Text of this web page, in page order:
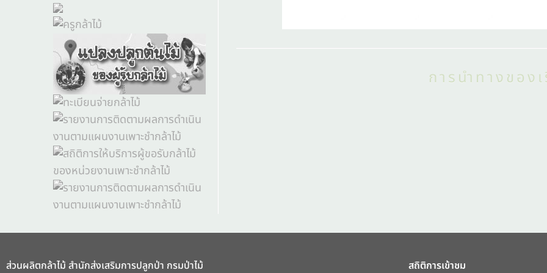
การนำทางของ
ส่วนผลิตกล้าไม้ สำนักส่งเสริมการปลูกป่า กรมป่าไม้ สถิติการเข้าชม